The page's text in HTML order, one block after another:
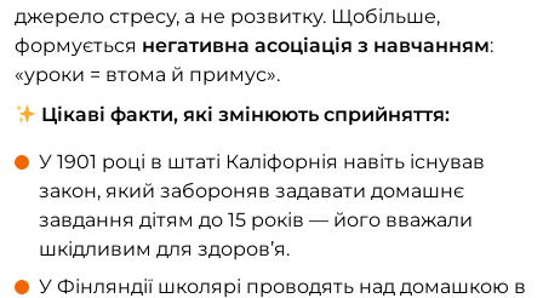
джерело стресу, а не розвитку. Щобільше,
формується негативна асоціація з навчанням:
«уроки = втома й примус».
Цікаві факти, які змінюють сприйняття:
У 1901 році в штаті Каліфорнія навіть існував
закон, який забороняв задавати домашнє
завдання дітям до 15 років — його вважали
шкідливим для здоров’я.
У Фінляндії школярі проводять над домашкою в